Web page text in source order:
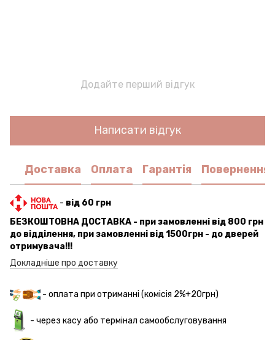
Додайте перший відгук
Написати відгук
Доставка Оплата Гарантія Повернення
- від 60 грн
БЕЗКОШТОВНА ДОСТАВКА - при замовленні від 800 грн
до відділення, при замовленні від 1500грн - до дверей
отримувача!!!
Докладніше про доставку
- оплата при отриманні (комісія 2%+20грн)
- через касу або термінал самообслуговування